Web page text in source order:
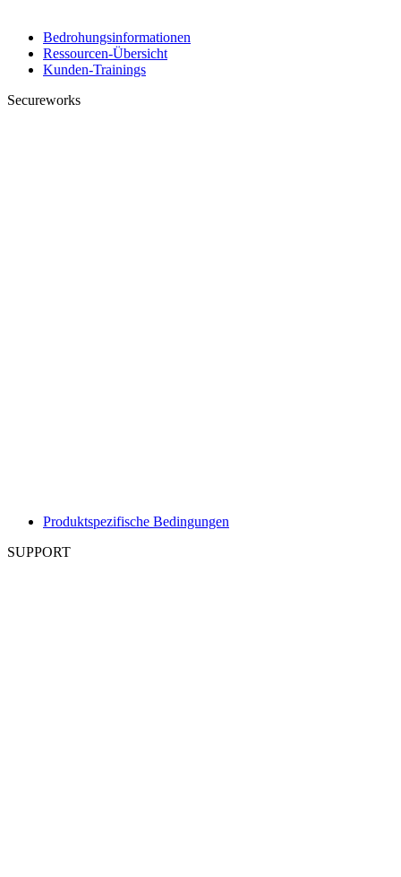
Bedrohungsinformationen
Ressourcen-Übersicht
Kunden-Trainings
Secureworks
Produktspezifische Bedingungen
SUPPORT